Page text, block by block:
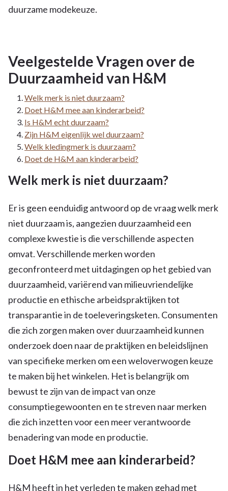
duurzame modekeuze.
Veelgestelde Vragen over de
Duurzaamheid van H&M
Welk merk is niet duurzaam?
Doet H&M mee aan kinderarbeid?
Is H&M echt duurzaam?
Zijn H&M eigenlijk wel duurzaam?
Welk kledingmerk is duurzaam?
Doet de H&M aan kinderarbeid?
Welk merk is niet duurzaam?
Er is geen eenduidig antwoord op de vraag welk merk
niet duurzaam is, aangezien duurzaamheid een
complexe kwestie is die verschillende aspecten
omvat. Verschillende merken worden
geconfronteerd met uitdagingen op het gebied van
duurzaamheid, variërend van milieuvriendelijke
productie en ethische arbeidspraktijken tot
transparantie in de toeleveringsketen. Consumenten
die zich zorgen maken over duurzaamheid kunnen
onderzoek doen naar de praktijken en beleidslijnen
van specifieke merken om een weloverwogen keuze
te maken bij het winkelen. Het is belangrijk om
bewust te zijn van de impact van onze
consumptiegewoonten en te streven naar merken
die zich inzetten voor een meer verantwoorde
benadering van mode en productie.
Doet H&M mee aan kinderarbeid?
H&M heeft in het verleden te maken gehad met